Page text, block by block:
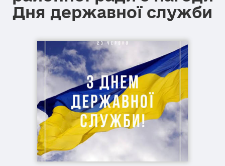
Дня державної служби